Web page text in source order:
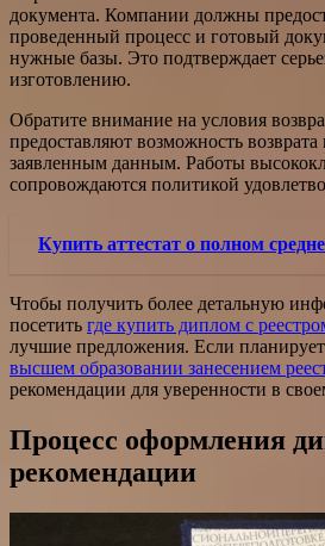
документа. Компании должны
проведенный процесс и готовый
нужные базы. Это подтверждает
изготовлению.
Обратите внимание на условия
предоставляют возможность возврата
заявленным данным. Работы
сопровождаются политикой
Купить аттестат о полном
Чтобы получить более детальную
посетить где купить диплом с
лучшие предложения. Если
высшем образовании занесением
рекомендации для уверенности в
Процесс оформления
рекомендации